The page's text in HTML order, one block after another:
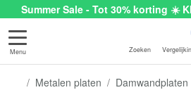
Summer Sale - Tot 30% korting ☀️
Menu Zoeken
Metalen platen Damwandplaten